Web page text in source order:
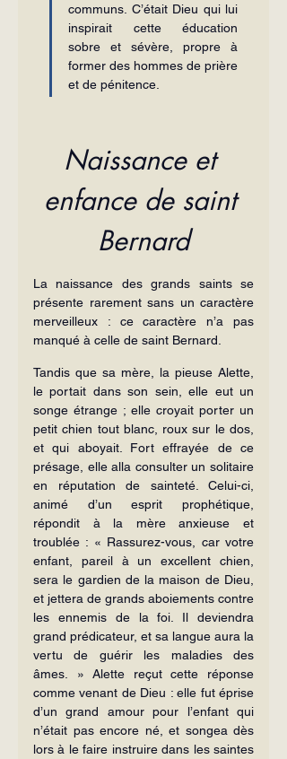
communs. C’était Dieu qui lui
inspirait cette éducation
sobre et sévère, propre à
former des hommes de prière
et de pénitence.
Naissance et
enfance de saint
Bernard
La naissance des grands saints se
présente rarement sans un caractère
merveilleux : ce caractère n’a pas
manqué à celle de saint Bernard.
Tandis que sa mère, la pieuse Alette,
le portait dans son sein, elle eut un
songe étrange ; elle croyait porter un
petit chien tout blanc, roux sur le dos,
et qui aboyait. Fort effrayée de ce
présage, elle alla consulter un solitaire
en réputation de sainteté. Celui-ci,
animé d’un esprit prophétique,
répondit à la mère anxieuse et
troublée : « Rassurez-vous, car votre
enfant, pareil à un excellent chien,
sera le gardien de la maison de Dieu,
et jettera de grands aboiements contre
les ennemis de la foi. Il deviendra
grand prédicateur, et sa langue aura la
vertu de guérir les maladies des
âmes. » Alette reçut cette réponse
comme venant de Dieu : elle fut éprise
d’un grand amour pour l’enfant qui
n’était pas encore né, et songea dès
lors à le faire instruire dans les saintes